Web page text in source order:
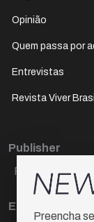
Opinião
Quem passa por
Entrevistas
Revista Viver Brasil
Publisher
Paulo Cesar de
Editora Chefe
Preencha